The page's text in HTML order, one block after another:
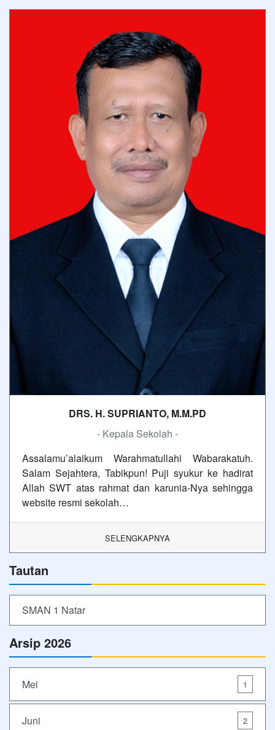
DRS. H. SUPRIANTO, M.M.PD
- Kepala Sekolah -
Assalamu’alaikum Warahmatullahi Wabarakatuh.
Salam Sejahtera, Tabikpun! Puji syukur ke hadirat
Allah SWT atas rahmat dan karunia-Nya sehingga
website resmi sekolah…
SELENGKAPNYA
Tautan
SMAN 1 Natar
Arsip 2026
Mei 1
Juni 2